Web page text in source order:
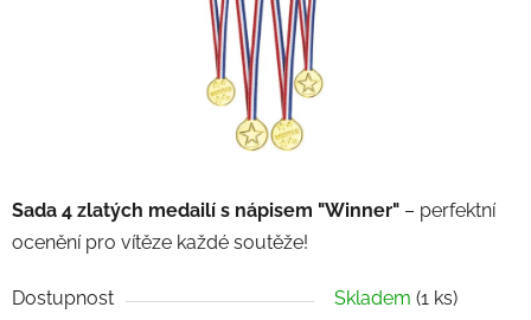
Sada 4 zlatých medailí s nápisem "Winner" – perfektní
ocenění pro vítěze každé soutěže!
Dostupnost Skladem (1 ks)